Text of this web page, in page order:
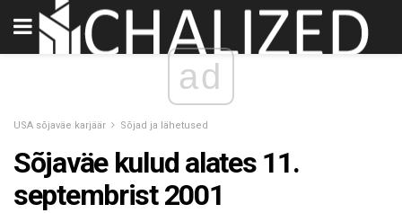
ad
USA sõjaväe karjäär Sõjad ja lähetused
Sõjaväe kulud alates 11.
septembrist 2001